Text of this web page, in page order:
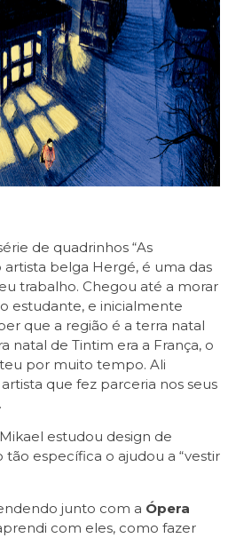
de quadrinhos “As
artista belga Hergé, é uma das
trabalho. Chegou até a morar
estudante, e inicialmente
que a região é a terra natal
natal de Tintim era a França, o
por muito tempo. Ali
que fez parceria nos seus
estudou design de
específica o ajudou a “vestir
junto com a Ópera
com eles, como fazer